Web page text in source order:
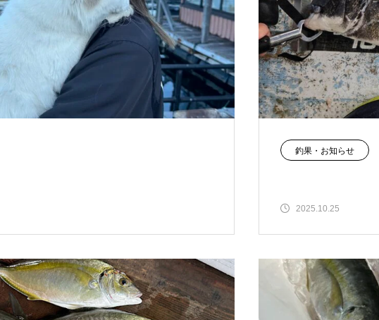
釣果・お知らせ
2025.10.25